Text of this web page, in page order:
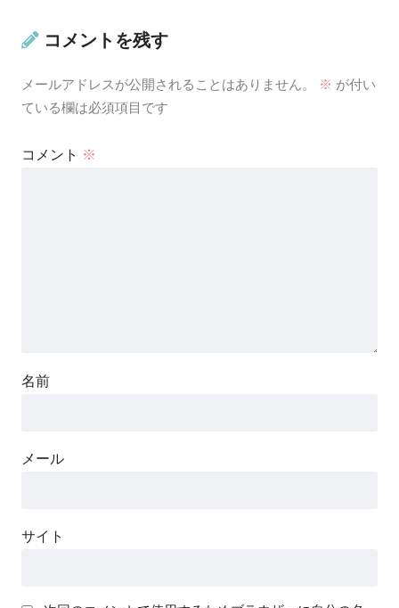
コメントを残す
メールアドレスが公開されることはありません。 ※ が付い
ている欄は必須項目です
コメント ※
名前
メール
サイト